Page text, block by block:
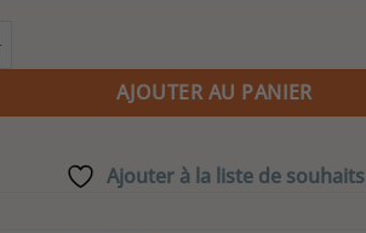
CA$ 75,00
- Pigeon Rond
AJOUTER AU PANIER
Ajouter à la liste de souhaits